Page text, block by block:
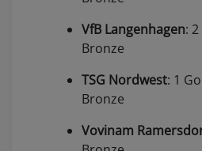
VfB Langenhagen:
Bronze
TSG Nordwest: 1
Bronze
Vovinam